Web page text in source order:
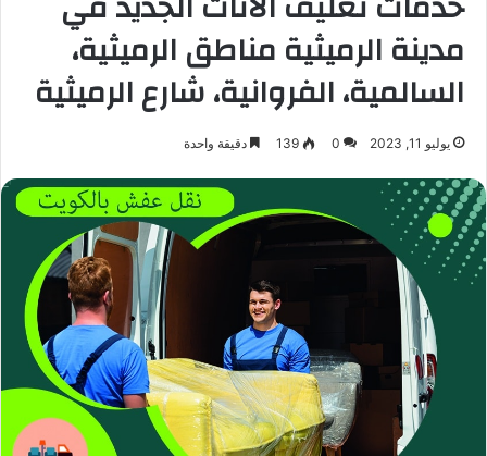
مدينة الرميثية مناطق الرميثية،
السالمية، الفروانية، شارع الرميثية
يوليو 11, 2023 0
139 دقيقة واحدة